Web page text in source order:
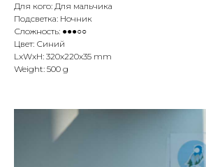
Для кого: Для мальчика
Подсветка: Ночник
Сложность: ●●●○○
Цвет: Синий
LxWxH: 320x220x35 mm
Weight: 500 g